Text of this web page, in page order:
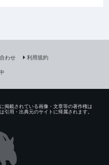
わせ
利用規約
掲載されている画像・文章等の著作権は
用・出典元のサイトに帰属されます。